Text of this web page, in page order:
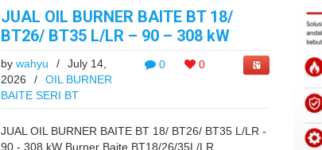
JUAL OIL BURNER BAITE BT 18/
BT26/ BT35 L/LR – 90 – 308 kW
0 0
by wahyu /
July 14,
2026
/
OIL BURNER
BAITE SERI BT
JUAL OIL BURNER BAITE BT 18/ BT26/ BT35 L/LR -
90 - 308 kW Burner Baite BT18/26/35L/LR